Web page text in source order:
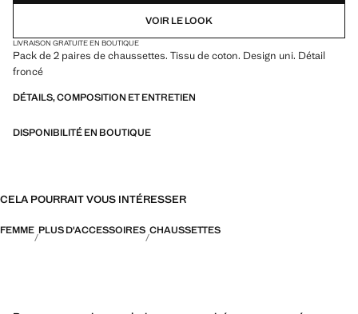
VOIR LE LOOK
LIVRAISON GRATUITE EN BOUTIQUE
Pack de 2 paires de chaussettes. Tissu de coton. Design uni. Détail
froncé
DÉTAILS, COMPOSITION ET ENTRETIEN
DISPONIBILITÉ EN BOUTIQUE
CELA POURRAIT VOUS INTÉRESSER
FEMME PLUS D'ACCESSOIRES CHAUSSETTES